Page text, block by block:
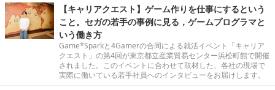
【キャリアクエスト】ゲーム作りを仕事にするという
こと。セガの若手の事例に見る，ゲームプログラマと
いう働き方
Game*Sparkと4Gamerの合同による就活イベント「キャリア
クエスト」の第4回が東京都立産業貿易センター浜松町館で開催
されました。このイベントに合わせて取材した、各社の現場で
実際に働いている若手社員へのインタビューをお届けします。